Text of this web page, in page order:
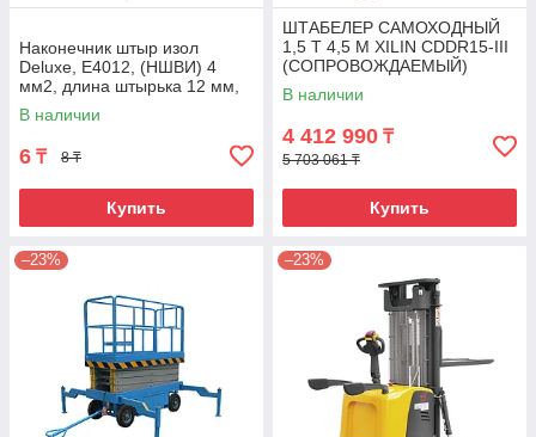
Наконечник штыр изол
Deluxe, Е4012, (НШВИ) 4
мм2, длина штырька 12 мм,
(1000 шт/упак)
В наличии
6 ₸ 8 ₸
Купить
ШТАБЕЛЕР САМОХОДНЫЙ
1,5 Т 4,5 М XILIN CDDR15-III
(СОПРОВОЖДАЕМЫЙ)
В наличии
4 412 990 ₸
5 703 061 ₸
Купить
–23% –23%